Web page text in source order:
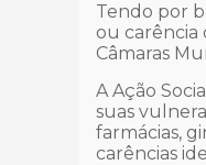
Tendo por
ou carência
Câmaras
A Ação
suas
farmácias,
carências